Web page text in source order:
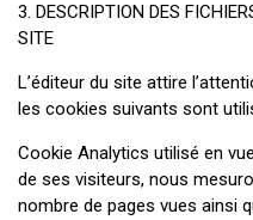
3. DESCRIPTION DES
SITE
L’éditeur du site attire
les cookies suivants sont
Cookie Analytics utilisé en
de ses visiteurs, nous
nombre de pages vues ainsi